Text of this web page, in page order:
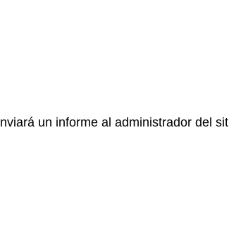
un informe al administrador del